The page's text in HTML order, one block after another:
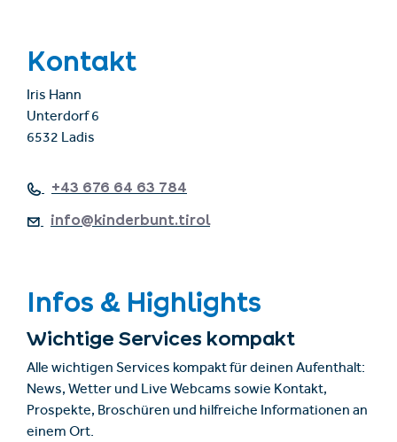
Kontakt
Iris Hann
Unterdorf 6
6532 Ladis
+43 676 64 63 784
info@kinderbunt.tirol
Infos & Highlights
Wichtige Services kompakt
Alle wichtigen Services kompakt für deinen Aufenthalt:
News, Wetter und Live Webcams sowie Kontakt,
Prospekte, Broschüren und hilfreiche Informationen an
einem Ort.